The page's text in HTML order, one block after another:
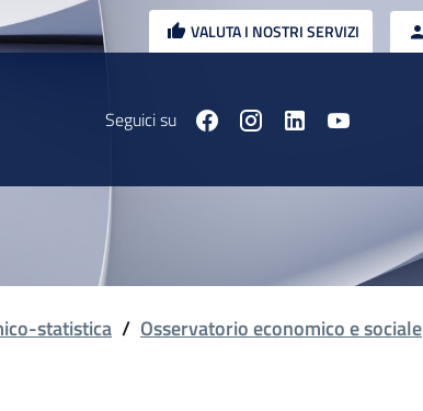
VALUTA I NOSTRI SERVIZI
Seguici su
statistica / Osservatorio economico e sociale